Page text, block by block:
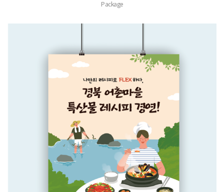
Package